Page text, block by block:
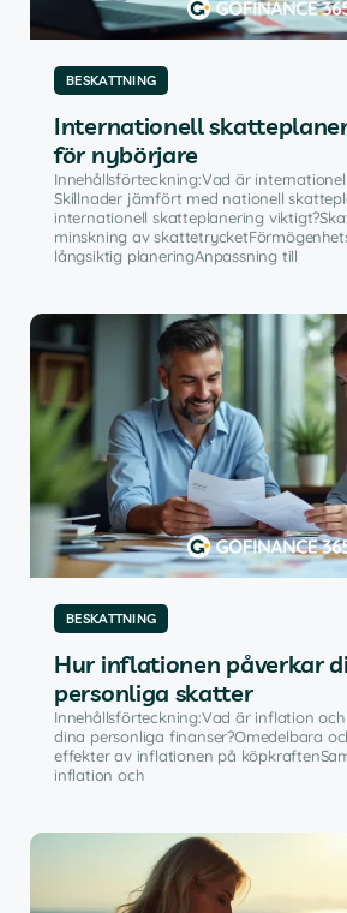
BESKATTNING
Internationell
för nybörjare
Innehållsförteckning:Vad är
Skillnader jämfört med nationell
internationell skatteplanering
minskning av
långsiktig planeringAnpassning till
BESKATTNING
Hur inflationen påverkar
personliga skatter
Innehållsförteckning:Vad är inflation
dina personliga finanser?Omedelbara
effekter av inflationen på
inflation och